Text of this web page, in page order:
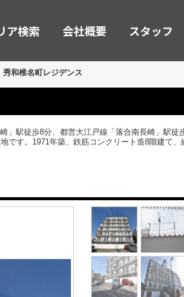
ア検索 会社概要 スタッフ
秀和椎名町レジデンス
」駅徒歩8分、都営大江戸線「落合南長崎」駅
です。1971年築、鉄筋コンクリート造8階建て